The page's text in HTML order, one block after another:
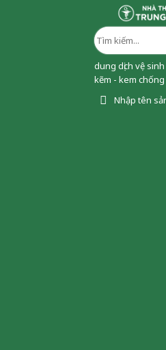
dung dịch vệ
kẽm - kem
Nhập tên